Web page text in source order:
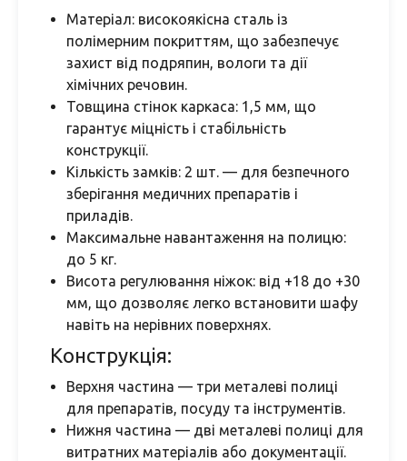
Матеріал: високоякісна сталь із
полімерним покриттям, що забезпечує
захист від подряпин, вологи та дії
хімічних речовин.
Товщина стінок каркаса: 1,5 мм, що
гарантує міцність і стабільність
конструкції.
Кількість замків: 2 шт. — для безпечного
зберігання медичних препаратів і
приладів.
Максимальне навантаження на полицю:
до 5 кг.
Висота регулювання ніжок: від +18 до +30
мм, що дозволяє легко встановити шафу
навіть на нерівних поверхнях.
Конструкція:
Верхня частина — три металеві полиці
для препаратів, посуду та інструментів.
Нижня частина — дві металеві полиці для
витратних матеріалів або документації.